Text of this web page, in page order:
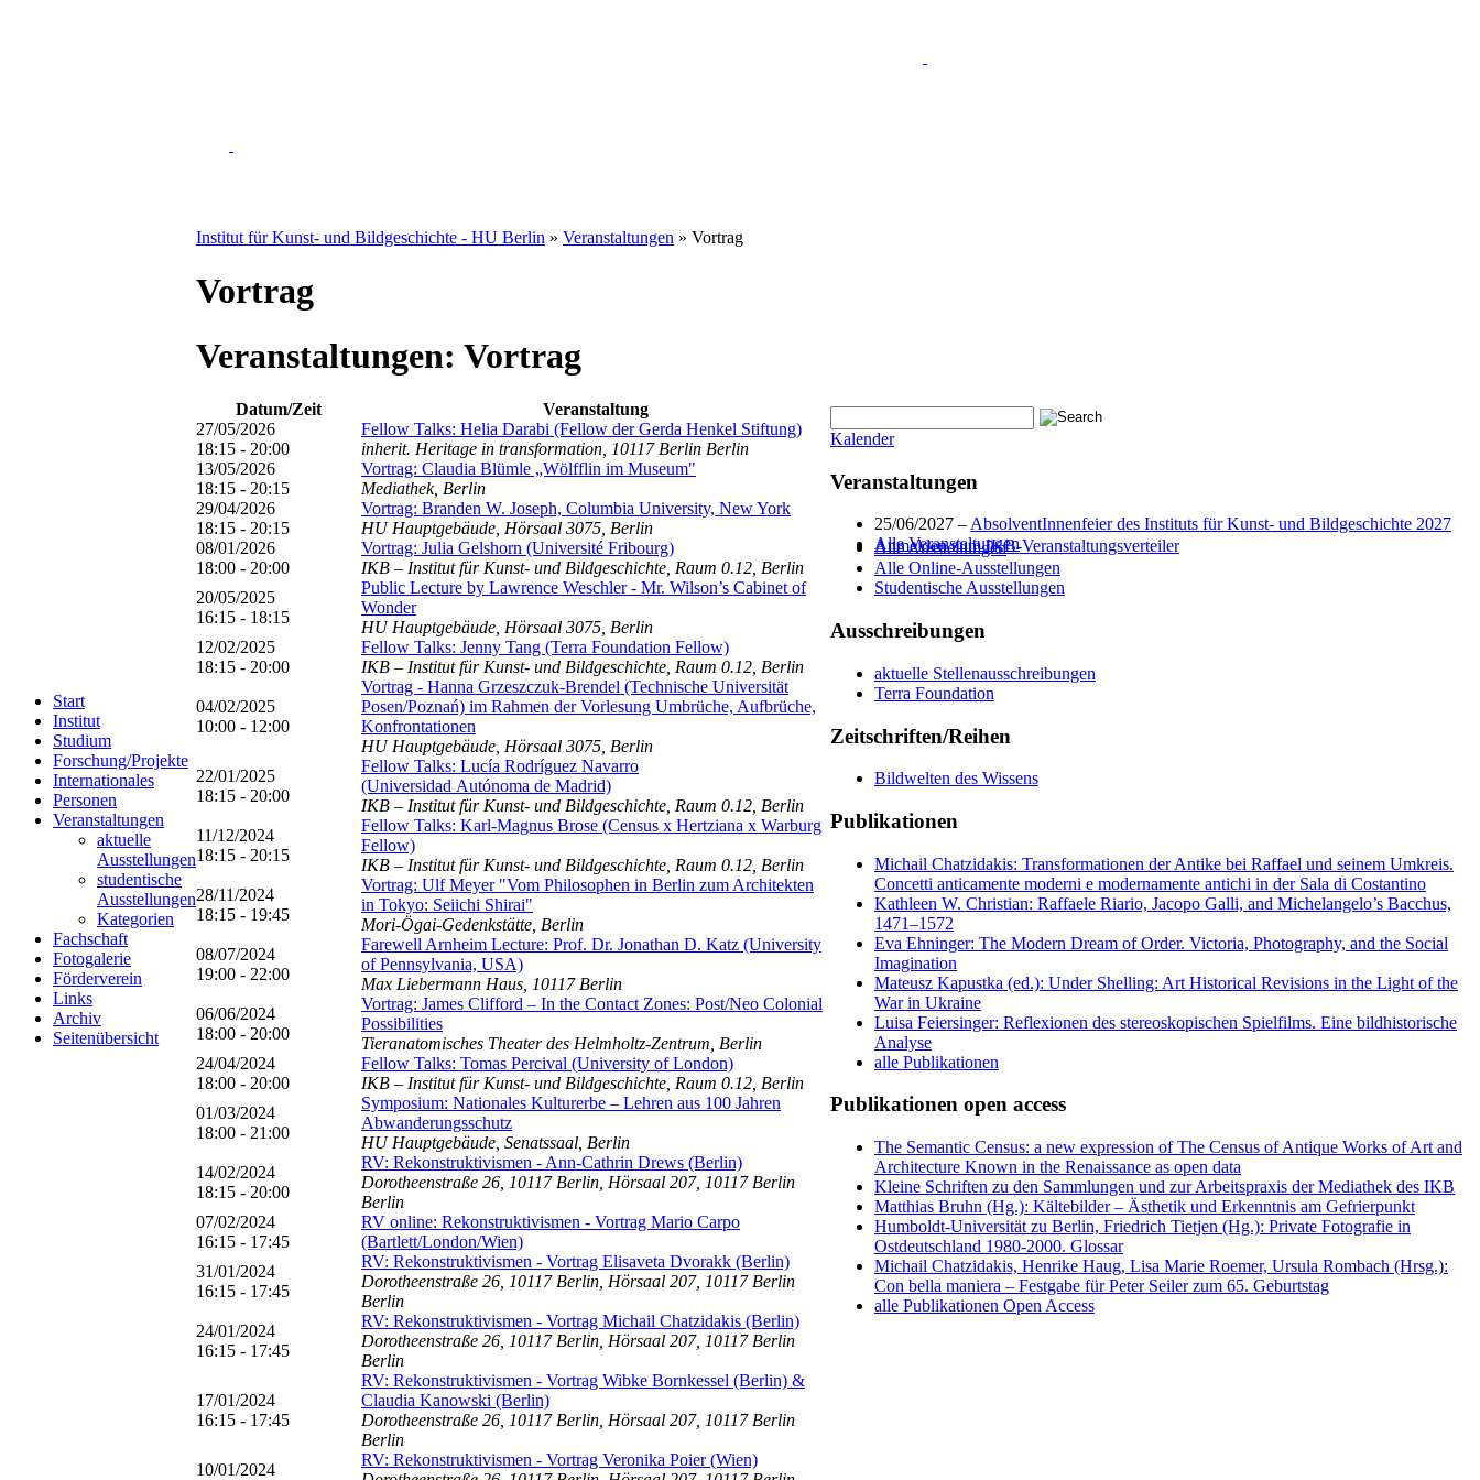
Start
Institut
Studium
Forschung/Projekte
Internationales
Personen
Veranstaltungen
aktuelle
Ausstellungen
studentische
Ausstellungen
Kategorien
Fachschaft
Fotogalerie
Förderverein
Links
Archiv
Seitenübersicht
Institut für Kunst- und Bildgeschichte - HU Berlin » Veranstaltungen » Vortrag
Vortrag
Veranstaltungen: Vortrag
Datum/Zeit
Veranstaltung
27/05/2026
18:15 - 20:00
Fellow Talks: Helia Darabi (Fellow der Gerda Henkel Stiftung)
inherit. Heritage in transformation, 10117 Berlin Berlin
13/05/2026
18:15 - 20:15
Vortrag: Claudia Blümle „Wölfflin im Museum"
Mediathek, Berlin
29/04/2026
18:15 - 20:15
Vortrag: Branden W. Joseph, Columbia University, New York
HU Hauptgebäude, Hörsaal 3075, Berlin
08/01/2026
18:00 - 20:00
Vortrag: Julia Gelshorn (Université Fribourg)
IKB – Institut für Kunst- und Bildgeschichte, Raum 0.12, Berlin
20/05/2025
16:15 - 18:15
Public Lecture by Lawrence Weschler - Mr. Wilson’s Cabinet of
Wonder
HU Hauptgebäude, Hörsaal 3075, Berlin
12/02/2025
18:15 - 20:00
Fellow Talks: Jenny Tang (Terra Foundation Fellow)
IKB – Institut für Kunst- und Bildgeschichte, Raum 0.12, Berlin
04/02/2025
10:00 - 12:00
Vortrag - Hanna Grzeszczuk-Brendel (Technische Universität
Posen/Poznań) im Rahmen der Vorlesung Umbrüche, Aufbrüche,
Konfrontationen
HU Hauptgebäude, Hörsaal 3075, Berlin
22/01/2025
18:15 - 20:00
Fellow Talks: Lucía Rodríguez Navarro
(Universidad Autónoma de Madrid)
IKB – Institut für Kunst- und Bildgeschichte, Raum 0.12, Berlin
11/12/2024
18:15 - 20:15
Fellow Talks: Karl-Magnus Brose (Census x Hertziana x Warburg
Fellow)
IKB – Institut für Kunst- und Bildgeschichte, Raum 0.12, Berlin
28/11/2024
18:15 - 19:45
Vortrag: Ulf Meyer "Vom Philosophen in Berlin zum Architekten
in Tokyo: Seiichi Shirai"
Mori-Ögai-Gedenkstätte, Berlin
08/07/2024
19:00 - 22:00
Farewell Arnheim Lecture: Prof. Dr. Jonathan D. Katz (University
of Pennsylvania, USA)
Max Liebermann Haus, 10117 Berlin
06/06/2024
18:00 - 20:00
Vortrag: James Clifford – In the Contact Zones: Post/Neo Colonial
Possibilities
Tieranatomisches Theater des Helmholtz-Zentrum, Berlin
24/04/2024
18:00 - 20:00
Fellow Talks: Tomas Percival (University of London)
IKB – Institut für Kunst- und Bildgeschichte, Raum 0.12, Berlin
01/03/2024
18:00 - 21:00
Symposium: Nationales Kulturerbe – Lehren aus 100 Jahren
Abwanderungsschutz
HU Hauptgebäude, Senatssaal, Berlin
14/02/2024
18:15 - 20:00
RV: Rekonstruktivismen - Ann-Cathrin Drews (Berlin)
Dorotheenstraße 26, 10117 Berlin, Hörsaal 207, 10117 Berlin
Berlin
07/02/2024
16:15 - 17:45
RV online: Rekonstruktivismen - Vortrag Mario Carpo
(Bartlett/London/Wien)
31/01/2024
16:15 - 17:45
RV: Rekonstruktivismen - Vortrag Elisaveta Dvorakk (Berlin)
Dorotheenstraße 26, 10117 Berlin, Hörsaal 207, 10117 Berlin
Berlin
24/01/2024
16:15 - 17:45
RV: Rekonstruktivismen - Vortrag Michail Chatzidakis (Berlin)
Dorotheenstraße 26, 10117 Berlin, Hörsaal 207, 10117 Berlin
Berlin
17/01/2024
16:15 - 17:45
RV: Rekonstruktivismen - Vortrag Wibke Bornkessel (Berlin) &
Claudia Kanowski (Berlin)
Dorotheenstraße 26, 10117 Berlin, Hörsaal 207, 10117 Berlin
Berlin
10/01/2024
RV: Rekonstruktivismen - Vortrag Veronika Poier (Wien)
Kalender
Veranstaltungen
25/06/2027 –AbsolventInnenfeier des Instituts für Kunst- und Bildgeschichte 2027
Alle Veranstaltungen
Anmelden zum IKB-Veranstaltungsverteiler
Alle Ausstellungen
Alle Online-Ausstellungen
Studentische Ausstellungen
Ausschreibungen
aktuelle Stellenausschreibungen
Terra Foundation
Zeitschriften/Reihen
Bildwelten des Wissens
Publikationen
Michail Chatzidakis: Transformationen der Antike bei Raffael und seinem Umkreis.
Concetti anticamente moderni e modernamente antichi in der Sala di Costantino
Kathleen W. Christian: Raffaele Riario, Jacopo Galli, and Michelangelo’s Bacchus,
1471–1572
Eva Ehninger: The Modern Dream of Order. Victoria, Photography, and the Social
Imagination
Mateusz Kapustka (ed.): Under Shelling: Art Historical Revisions in the Light of the
War in Ukraine
Luisa Feiersinger: Reflexionen des stereoskopischen Spielfilms. Eine bildhistorische
Analyse
alle Publikationen
Publikationen open access
The Semantic Census: a new expression of The Census of Antique Works of Art and
Architecture Known in the Renaissance as open data
Kleine Schriften zu den Sammlungen und zur Arbeitspraxis der Mediathek des IKB
Matthias Bruhn (Hg.): Kältebilder – Ästhetik und Erkenntnis am Gefrierpunkt
Humboldt-Universität zu Berlin, Friedrich Tietjen (Hg.): Private Fotografie in
Ostdeutschland 1980-2000. Glossar
Michail Chatzidakis, Henrike Haug, Lisa Marie Roemer, Ursula Rombach (Hrsg.):
Con bella maniera – Festgabe für Peter Seiler zum 65. Geburtstag
alle Publikationen Open Access